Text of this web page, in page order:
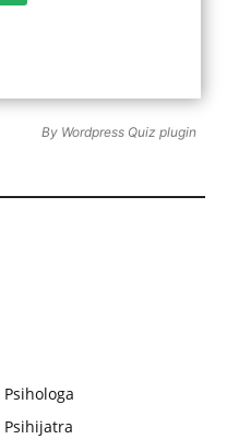
By Wordpress Quiz plugin
Psihijatra